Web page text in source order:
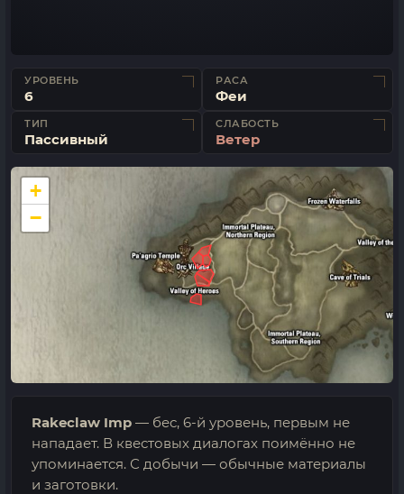
УРОВЕНЬ
6
РАСА
Феи
ТИП
Пассивный
СЛАБОСТЬ
Ветер
+
−
Rakeclaw Imp — бес, 6-й уровень, первым не
нападает. В квестовых диалогах поимённо не
упоминается. С добычи — обычные материалы
и заготовки.